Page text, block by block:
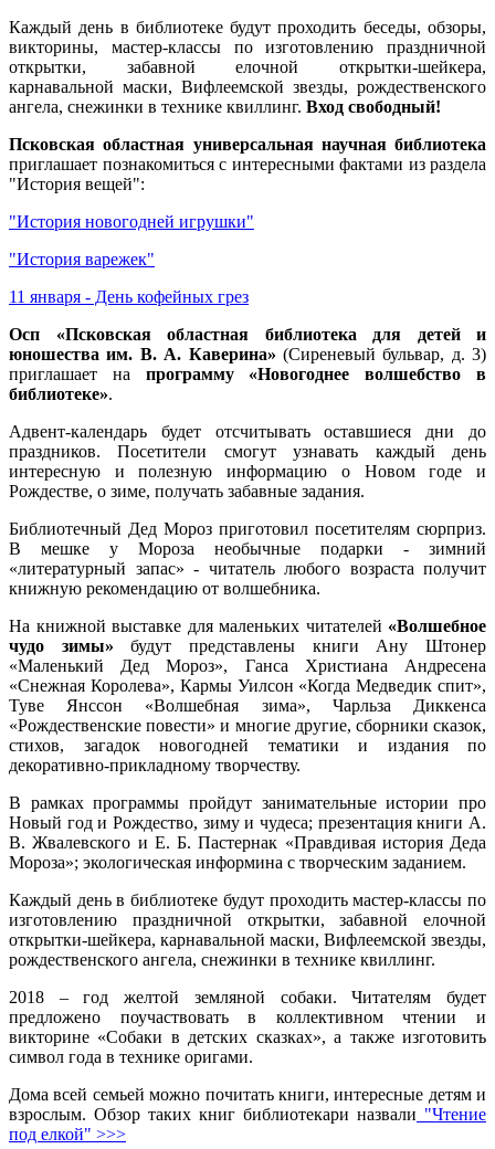
Каждый день в библиотеке будут проходить беседы, обзоры,
викторины, мастер-классы по изготовлению праздничной
открытки, забавной елочной открытки-шейкера,
карнавальной маски, Вифлеемской звезды, рождественского
ангела, снежинки в технике квиллинг. Вход свободный!
Псковская областная универсальная научная библиотека
приглашает познакомиться с интересными фактами из раздела
"История вещей":
"История новогодней игрушки"
"История варежек"
11 января - День кофейных грез
Осп «Псковская областная библиотека для детей и
юношества им. В. А. Каверина» (Сиреневый бульвар, д. 3)
приглашает на программу «Новогоднее волшебство в
библиотеке».
Адвент-календарь будет отсчитывать оставшиеся дни до
праздников. Посетители смогут узнавать каждый день
интересную и полезную информацию о Новом годе и
Рождестве, о зиме, получать забавные задания.
Библиотечный Дед Мороз приготовил посетителям сюрприз.
В мешке у Мороза необычные подарки - зимний
«литературный запас» - читатель любого возраста получит
книжную рекомендацию от волшебника.
На книжной выставке для маленьких читателей «Волшебное
чудо зимы» будут представлены книги Ану Штонер
«Маленький Дед Мороз», Ганса Христиана Андресена
«Снежная Королева», Кармы Уилсон «Когда Медведик спит»,
Туве Янссон «Волшебная зима», Чарльза Диккенса
«Рождественские повести» и многие другие, сборники сказок,
стихов, загадок новогодней тематики и издания по
декоративно-прикладному творчеству.
В рамках программы пройдут занимательные истории про
Новый год и Рождество, зиму и чудеса; презентация книги А.
В. Жвалевского и Е. Б. Пастернак «Правдивая история Деда
Мороза»; экологическая информина с творческим заданием.
Каждый день в библиотеке будут проходить мастер-классы по
изготовлению праздничной открытки, забавной елочной
открытки-шейкера, карнавальной маски, Вифлеемской звезды,
рождественского ангела, снежинки в технике квиллинг.
2018 – год желтой земляной собаки. Читателям будет
предложено поучаствовать в коллективном чтении и
викторине «Собаки в детских сказках», а также изготовить
символ года в технике оригами.
Дома всей семьей можно почитать книги, интересные детям и
взрослым. Обзор таких книг библиотекари назвали "Чтение
под елкой" >>>